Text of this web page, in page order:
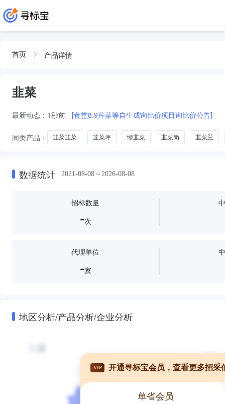
首页 产品详情
韭菜
最新动态： 1秒前 [食堂8.9芹菜等自生成询比价项目询比价公告]
同类产品： 韭菜韭菜 韭菜坪 绿韭菜 韭菜岗 韭菜兰
数据统计 2021-08-08～2026-08-08
招标数量
-次
代理单位
-家
地区分析/产品分析/企业分析
VIP 开通寻标宝会员，查看更多招采
单省会员